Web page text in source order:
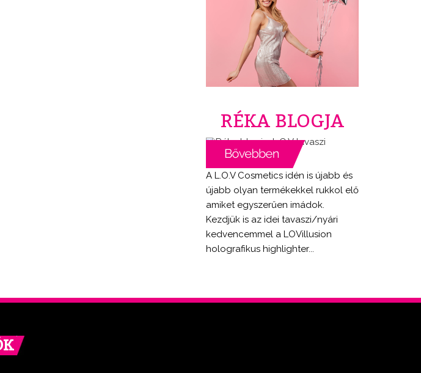
RÉKA BLOGJA
A L.O.V Cosmetics idén is újabb és
újabb olyan termékekkel rukkol elő
amiket egyszerűen imádok.
Kezdjük is az idei tavaszi/nyári
kedvencemmel a LOVillusion
holografikus highlighter...